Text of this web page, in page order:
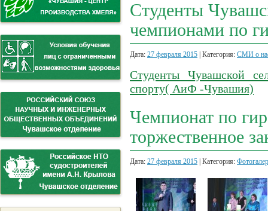
Студенты
чемпионами по
Дата: 27 февраля 2015 | Категория: СМИ о
Студенты Чувашской
спорту( АиФ -Чувашия)
Чемпионат по
торжественное
Дата: 27 февраля 2015 | Категория: